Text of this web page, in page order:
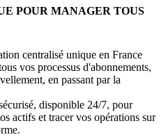
POUR MANAGER TOUS
centralisé unique en France
vos processus d'abonnements,
en passant par la
disponible 24/7, pour
actifs et tracer vos opérations sur